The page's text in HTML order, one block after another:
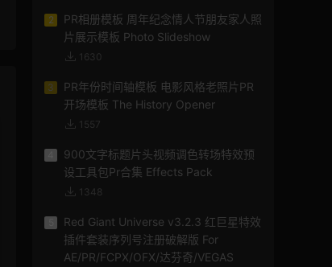
2
PR相册模板 周年纪念情人节朋友家人照
片展示模板 Photo Slideshow
1630
3
PR年份时间轴模板 电影风格老照片PR
开场模板 The History Opener
1557
900文字标题片头视频调色转场特效预
设工具包Pr合集 Effects Pack
1348
Red Giant Universe v3.2.3 红巨星特效
插件套装序列号注册破解版 For
AE/PR/FCPX/OFX/达芬奇/VEGAS